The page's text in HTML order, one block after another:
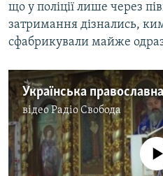
що у поліції лише через
затримання дізнались,
сфабрикували майже
відеоРадіо Свобода
No media source